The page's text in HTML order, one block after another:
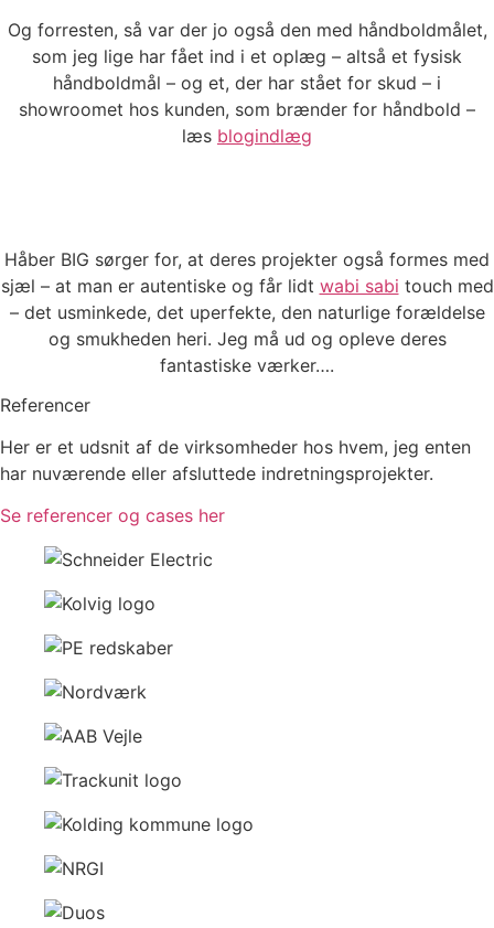
Og forresten, så var der jo også den med håndboldmålet,
som jeg lige har fået ind i et oplæg – altså et fysisk
håndboldmål – og et, der har stået for skud – i
showroomet hos kunden, som brænder for håndbold –
læs blogindlæg
Håber BIG sørger for, at deres projekter også formes med
sjæl – at man er autentiske og får lidt wabi sabi touch med
– det usminkede, det uperfekte, den naturlige forældelse
og smukheden heri. Jeg må ud og opleve deres
fantastiske værker….
Referencer
Her er et udsnit af de virksomheder hos hvem, jeg enten
har nuværende eller afsluttede indretningsprojekter.
Se referencer og cases her